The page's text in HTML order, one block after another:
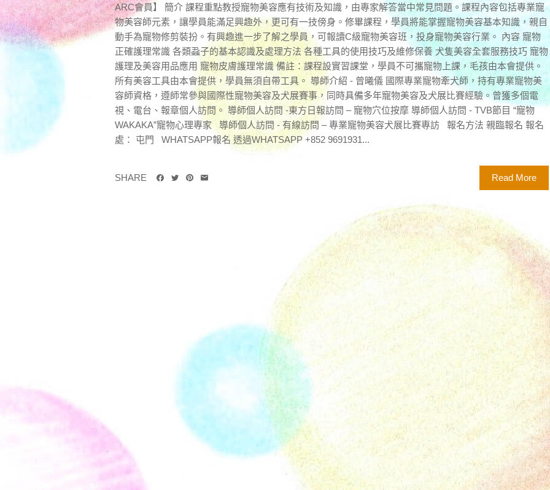
ARC會員】 簡介 課程重點教授寵物美容應有技術及知識，由專家解答當中常見問題。課程內容包括專業寵
物美容師元素，讓學員能滿足興趣外，更可有一技傍身。修畢課程，學員將能掌握寵物美容基本知識，親自
動手為寵物修剪裝扮。有興趣進一步了解之學員，可報讀C級寵物美容班，投身寵物美容行業。 內容 寵物
正確護理常識 各類蝨子的基本認識及處理方法 各種工具的使用技巧及維修保養 犬隻美容全套服務技巧 寵物
護理及美容用品應用 寵物皮膚護理常識 備註：課程設實習課堂，學員不可攜寵物上課，毛孩由本會提供。
所有美容工具由本會提供，學員無須自帶工具。 導師介紹 - 曾曦儀 國際專業寵物牽犬師，持有專業寵物美
容師資格，遵師常參與國際性寵物美容及犬展賽事，同時具備多年寵物美容及犬展比賽經驗。曾獲多個電
視、電台、報章個人訪問。 導師個人訪問 -東方日報訪問 – 寵物穴位按摩 導師個人訪問 - TVB節目 “寵物
WAKAKA”寵物心理專家 導師個人訪問 - 有線訪問 – 專業寵物美容犬展比賽專訪 報名方法 親臨報名 報名
處： 屯門 WHATSAPP報名 透過WHATSAPP +852 9691931...
Read More
SHARE